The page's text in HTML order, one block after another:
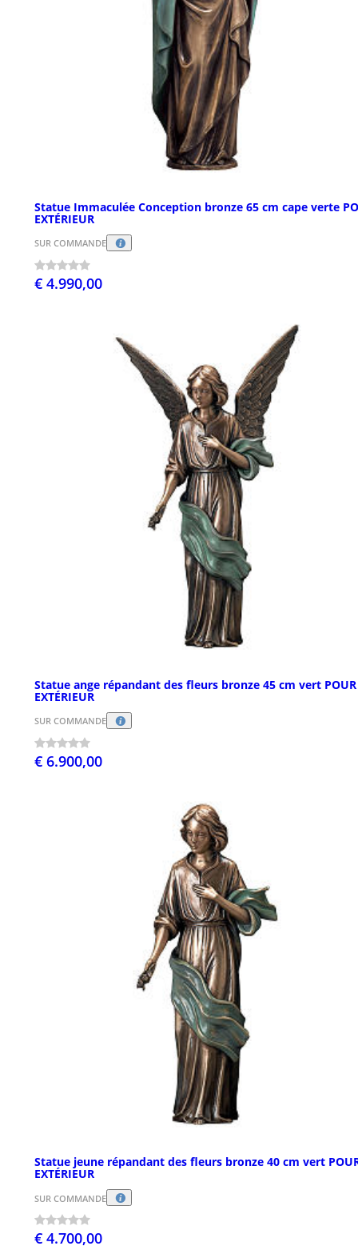
Statue Immaculée Conception bronze 65 cm cape verte
EXTÉRIEUR
SUR COMMANDE
€ 4.990,00
Statue ange répandant des fleurs bronze 45 cm vert POUR
EXTÉRIEUR
SUR COMMANDE
€ 6.900,00
Statue jeune répandant des fleurs bronze 40 cm vert
EXTÉRIEUR
SUR COMMANDE
€ 4.700,00